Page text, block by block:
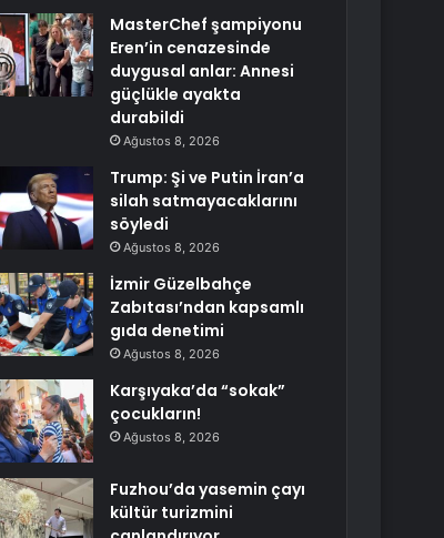
MasterChef şampiyonu
Eren’in cenazesinde
duygusal anlar: Annesi
güçlükle ayakta
durabildi
Ağustos 8, 2026
Trump: Şi ve Putin İran’a
silah satmayacaklarını
söyledi
Ağustos 8, 2026
İzmir Güzelbahçe
Zabıtası’ndan kapsamlı
gıda denetimi
Ağustos 8, 2026
Karşıyaka’da “sokak”
çocukların!
Ağustos 8, 2026
Fuzhou’da yasemin çayı
kültür turizmini